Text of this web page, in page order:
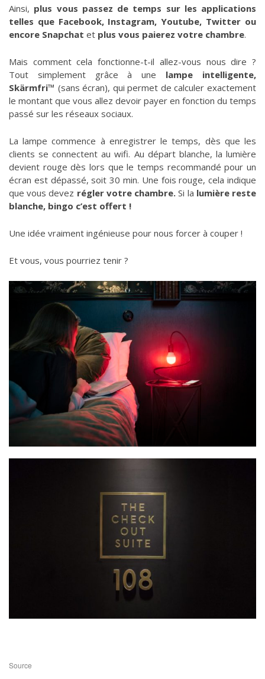
Ainsi, plus vous passez de temps sur les applications
telles que Facebook, Instagram, Youtube, Twitter ou
encore Snapchat et plus vous paierez votre chambre.
Mais comment cela fonctionne-t-il allez-vous nous dire ?
Tout simplement grâce à une lampe intelligente,
Skärmfri™ (sans écran), qui permet de calculer exactement
le montant que vous allez devoir payer en fonction du temps
passé sur les réseaux sociaux.
La lampe commence à enregistrer le temps, dès que les
clients se connectent au wifi. Au départ blanche, la lumière
devient rouge dès lors que le temps recommandé pour un
écran est dépassé, soit 30 min. Une fois rouge, cela indique
que vous devez régler votre chambre. Si la lumière reste
blanche, bingo c’est offert !
Une idée vraiment ingénieuse pour nous forcer à couper !
Et vous, vous pourriez tenir ?
Source